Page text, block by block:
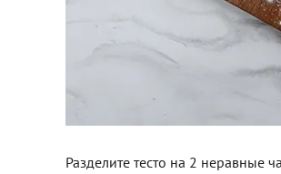
Разделите тесто на 2 неравные